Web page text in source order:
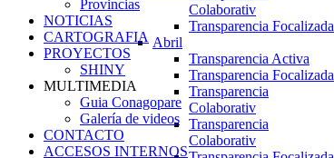
Colaborativ
Transparencia Focalizada
Abril
Transparencia Activa
Transparencia Focalizada
Transparencia
Colaborativ
Transparencia
Colaborativ
Provincias
NOTICIAS
CARTOGRAFIA
PROYECTOS
SHINY
MULTIMEDIA
Guia Conagopare
Galería de videos
CONTACTO
ACCESOS INTERNOS